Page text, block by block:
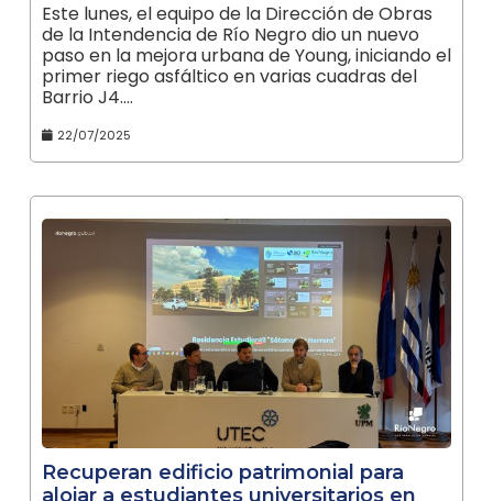
Este lunes, el equipo de la Dirección de Obras
de la Intendencia de Río Negro dio un nuevo
paso en la mejora urbana de Young, iniciando el
primer riego asfáltico en varias cuadras del
Barrio J4.…
22/07/2025
Recuperan edificio patrimonial para
alojar a estudiantes universitarios en